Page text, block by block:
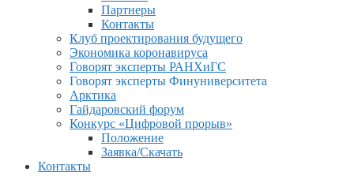
Партнеры
Контакты
Клуб проектирования будущего
Экономика коронавируса
Говорят эксперты РАНХиГС
Говорят эксперты Финуниверситета
Арктика
Гайдаровский форум
Конкурс «Цифровой прорыв»
Положение
Заявка/Скачать
Контакты